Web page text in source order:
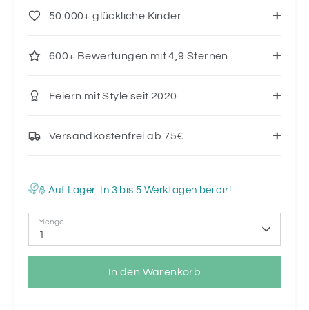
50.000+ glückliche Kinder
600+ Bewertungen mit 4,9 Sternen
Feiern mit Style seit 2020
Versandkostenfrei ab 75€
Auf Lager: In 3 bis 5 Werktagen bei dir!
Menge
1
In den Warenkorb